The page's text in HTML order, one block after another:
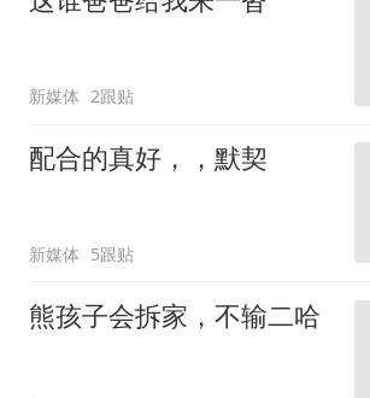
新媒体 2跟贴
配合的真好，，默契
新媒体 5跟贴
熊孩子会拆家，不输二哈